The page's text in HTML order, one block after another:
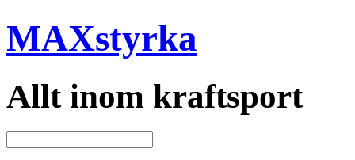
MAXstyrka
Allt inom kraftsport